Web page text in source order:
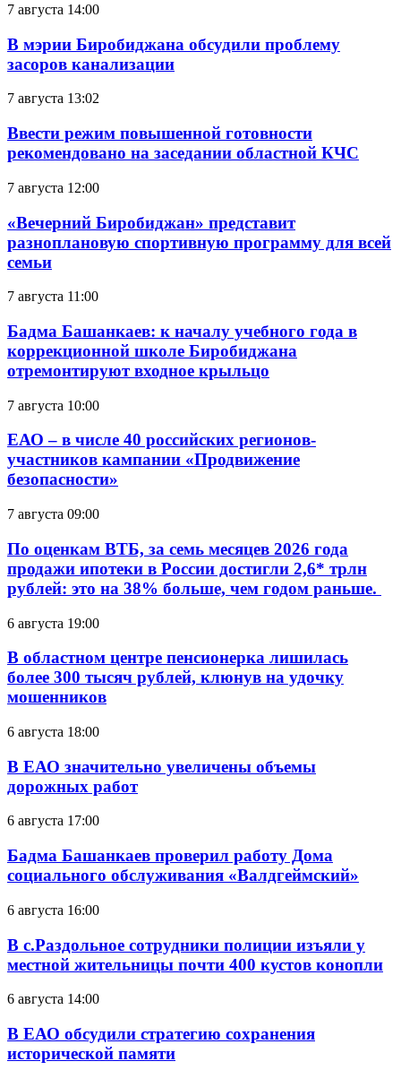
7 августа 14:00
В мэрии Биробиджана обсудили проблему
засоров канализации
7 августа 13:02
Ввести режим повышенной готовности
рекомендовано на заседании областной КЧС
7 августа 12:00
«Вечерний Биробиджан» представит
разноплановую спортивную программу для всей
семьи
7 августа 11:00
Бадма Башанкаев: к началу учебного года в
коррекционной школе Биробиджана
отремонтируют входное крыльцо
7 августа 10:00
ЕАО – в числе 40 российских регионов-
участников кампании «Продвижение
безопасности»
7 августа 09:00
По оценкам ВТБ, за семь месяцев 2026 года
продажи ипотеки в России достигли 2,6* трлн
рублей: это на 38% больше, чем годом раньше.
6 августа 19:00
В областном центре пенсионерка лишилась
более 300 тысяч рублей, клюнув на удочку
мошенников
6 августа 18:00
В ЕАО значительно увеличены объемы
дорожных работ
6 августа 17:00
Бадма Башанкаев проверил работу Дома
социального обслуживания «Валдгеймский»
6 августа 16:00
В с.Раздольное сотрудники полиции изъяли у
местной жительницы почти 400 кустов конопли
6 августа 14:00
В ЕАО обсудили стратегию сохранения
исторической памяти